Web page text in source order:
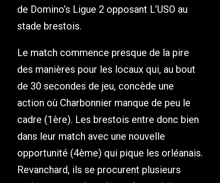
de Domino’s Ligue 2 opposant L’USO au
stade brestois.
Le match commence presque de la pire
des manières pour les locaux qui, au bout
de 30 secondes de jeu, concède une
action où Charbonnier manque de peu le
cadre (1ère). Les brestois entre donc bien
dans leur match avec une nouvelle
opportunité (4ème) qui pique les orléanais.
Revanchard, ils se procurent plusieurs